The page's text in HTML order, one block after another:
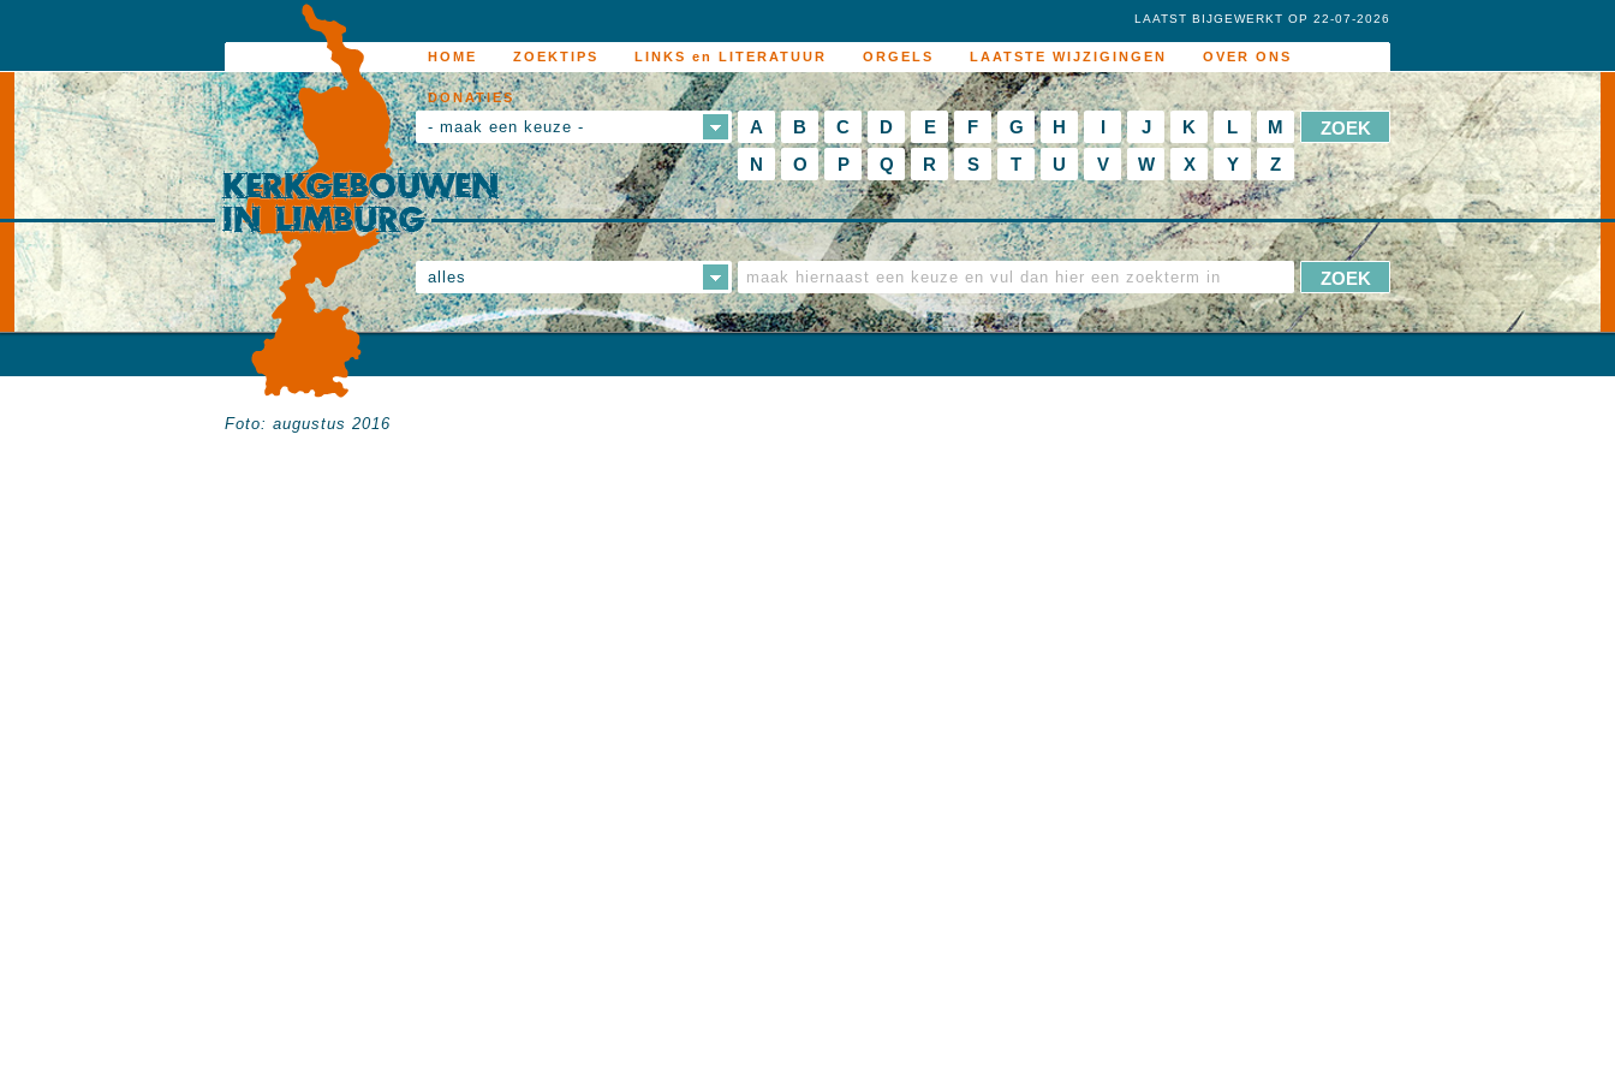
HOME ZOEKTIPS LINKS en LITERATUUR ORGELS LAATSTE WIJZIGINGEN OVER ONS
DONATIES
LAATST BIJGEWERKT OP 22-07-2026
- maak een keuze - A B C D E F G H I J K L
M
N
O P Q R S T U V W X Y Z
alles
Foto: augustus 2016